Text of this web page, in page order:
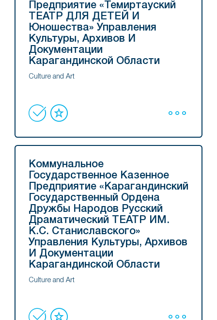
Предприятие «Темиртауский
ТЕАТР ДЛЯ ДЕТЕЙ И
Юношества» Управления
Культуры, Архивов И
Документации
Карагандинской Области
Culture and Art
Коммунальное
Государственное Казенное
Предприятие «Карагандинский
Государственный Ордена
Дружбы Народов Русский
Драматический ТЕАТР ИМ.
К.С. Станиславского»
Управления Культуры, Архивов
И Документации
Карагандинской Области
Culture and Art